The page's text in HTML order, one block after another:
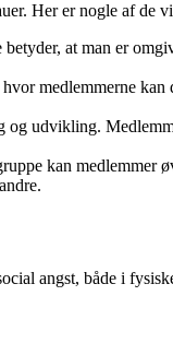
Her er nogle af de
at man er
medlemmerne
udvikling.
kan
angst, både i